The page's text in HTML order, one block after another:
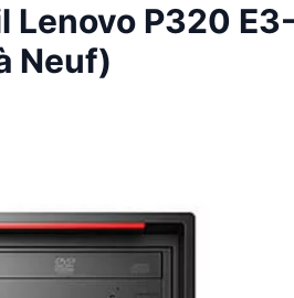
Lenovo P320 E3-
Neuf)